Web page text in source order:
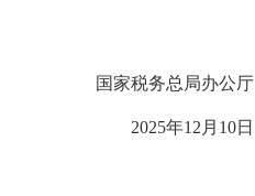
国家税务总局办公厅
2025年12月10日